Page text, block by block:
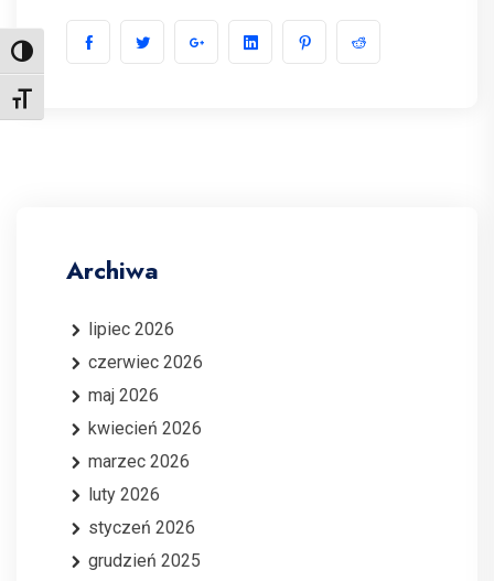
Toggle High Contrast
Toggle Font size
Archiwa
lipiec 2026
czerwiec 2026
maj 2026
kwiecień 2026
marzec 2026
luty 2026
styczeń 2026
grudzień 2025